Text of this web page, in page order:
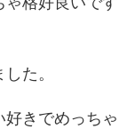
た。
好きでめっちゃ